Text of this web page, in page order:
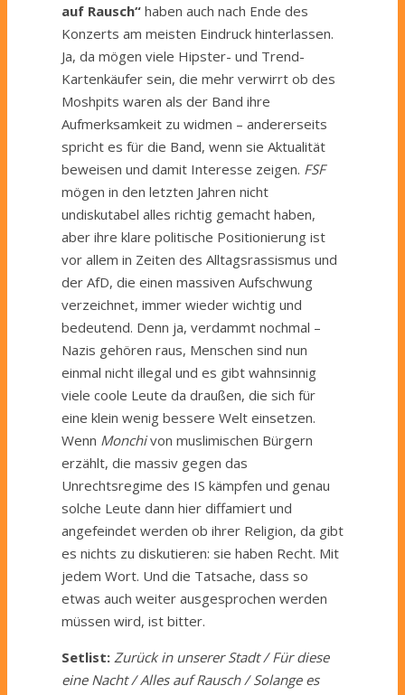
auf Rausch“ haben auch nach Ende des
Konzerts am meisten Eindruck hinterlassen.
Ja, da mögen viele Hipster- und Trend-
Kartenkäufer sein, die mehr verwirrt ob des
Moshpits waren als der Band ihre
Aufmerksamkeit zu widmen – andererseits
spricht es für die Band, wenn sie Aktualität
beweisen und damit Interesse zeigen. FSF
mögen in den letzten Jahren nicht
undiskutabel alles richtig gemacht haben,
aber ihre klare politische Positionierung ist
vor allem in Zeiten des Alltagsrassismus und
der AfD, die einen massiven Aufschwung
verzeichnet, immer wieder wichtig und
bedeutend. Denn ja, verdammt nochmal –
Nazis gehören raus, Menschen sind nun
einmal nicht illegal und es gibt wahnsinnig
viele coole Leute da draußen, die sich für
eine klein wenig bessere Welt einsetzen.
Wenn Monchivon muslimischen Bürgern
erzählt, die massiv gegen das
Unrechtsregime des IS kämpfen und genau
solche Leute dann hier diffamiert und
angefeindet werden ob ihrer Religion, da gibt
es nichts zu diskutieren: sie haben Recht. Mit
jedem Wort. Und die Tatsache, dass so
etwas auch weiter ausgesprochen werden
müssen wird, ist bitter.
Setlist: Zurück in unserer Stadt / Für diese
eine Nacht / Alles auf Rausch / Solange es